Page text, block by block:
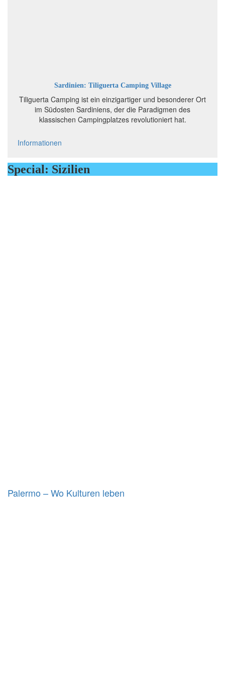
Sardinien: Tiliguerta Camping Village
Tiliguerta Camping ist ein einzigartiger und besonderer Ort
im Südosten Sardiniens, der die Paradigmen des
klassischen Campingplatzes revolutioniert hat.
Informationen
Special: Sizilien
Palermo – Wo Kulturen leben